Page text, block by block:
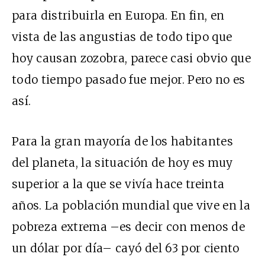
para distribuirla en Europa. En fin, en
vista de las angustias de todo tipo que
hoy causan zozobra, parece casi obvio que
todo tiempo pasado fue mejor. Pero no es
así.
Para la gran mayoría de los habitantes
del planeta, la situación de hoy es muy
superior a la que se vivía hace treinta
años. La población mundial que vive en la
pobreza extrema –es decir con menos de
un dólar por día– cayó del 63 por ciento